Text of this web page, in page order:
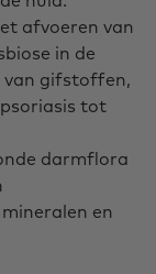
afvoeren van
in de
van gifstoffen,
tot
darmflora
en